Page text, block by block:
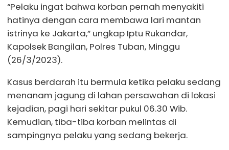
“Pelaku ingat bahwa korban pernah menyakiti
hatinya dengan cara membawa lari mantan
istrinya ke Jakarta,” ungkap Iptu Rukandar,
Kapolsek Bangilan, Polres Tuban, Minggu
(26/3/2023).
Kasus berdarah itu bermula ketika pelaku sedang
menanam jagung di lahan persawahan di lokasi
kejadian, pagi hari sekitar pukul 06.30 Wib.
Kemudian, tiba-tiba korban melintas di
sampingnya pelaku yang sedang bekerja.